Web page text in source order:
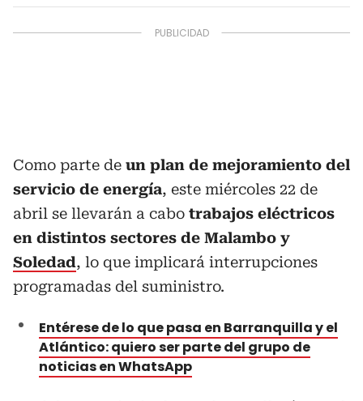
Como parte de un plan de mejoramiento del
servicio de energía, este miércoles 22 de
abril se llevarán a cabo trabajos eléctricos
en distintos sectores de Malambo y
Soledad, lo que implicará interrupciones
programadas del suministro.
Entérese de lo que pasa en Barranquilla y el
Atlántico: quiero ser parte del grupo de
noticias en WhatsApp